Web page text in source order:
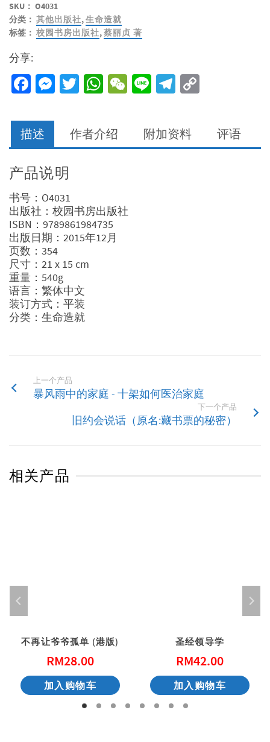
牧
羊
数
SKU： O4031
分类： 其他出版社,生命造就
标签： 校园书房出版社,蔡丽贞 著
分享:
Facebook
Messenger
Twitter
WhatsApp
WeChat
LineTelegram
描述 作者介绍 附加资料 评语
产品说明
书号：O4031
出版社：校园书房出版社
ISBN：9789861984735
出版日期：2015年12月
页数：354
尺寸：21 x 15 cm
重量：540g
语言：繁体中文
装订方式：平装
分类：生命造就
上一个产品
暴风雨中的家庭 - 十架如何医治家庭
下一个产品
旧约会说话（原名:藏书票的秘密）
相关产品
不再让爷爷孤单 (港版)
RM28.00
加入购物车
圣经领导学
RM42.00
加入购物车